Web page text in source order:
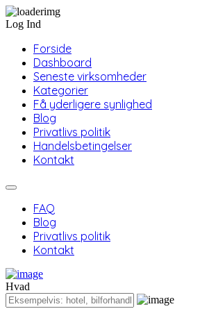
Log Ind
Forside
Dashboard
Seneste virksomheder
Kategorier
Få yderligere synlighed
Blog
Privatlivs politik
Handelsbetingelser
Kontakt
FAQ
Blog
Privatlivs politik
Kontakt
Hvad